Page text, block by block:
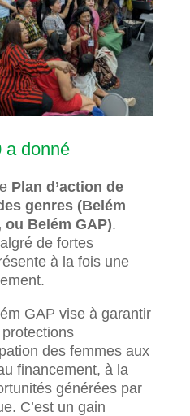
a donné
Plan d’action de
genres (Belém
Belém GAP).
de fortes
à la fois une
GAP vise à garantir
protections
des femmes aux
financement, à la
générées par
C’est un gain